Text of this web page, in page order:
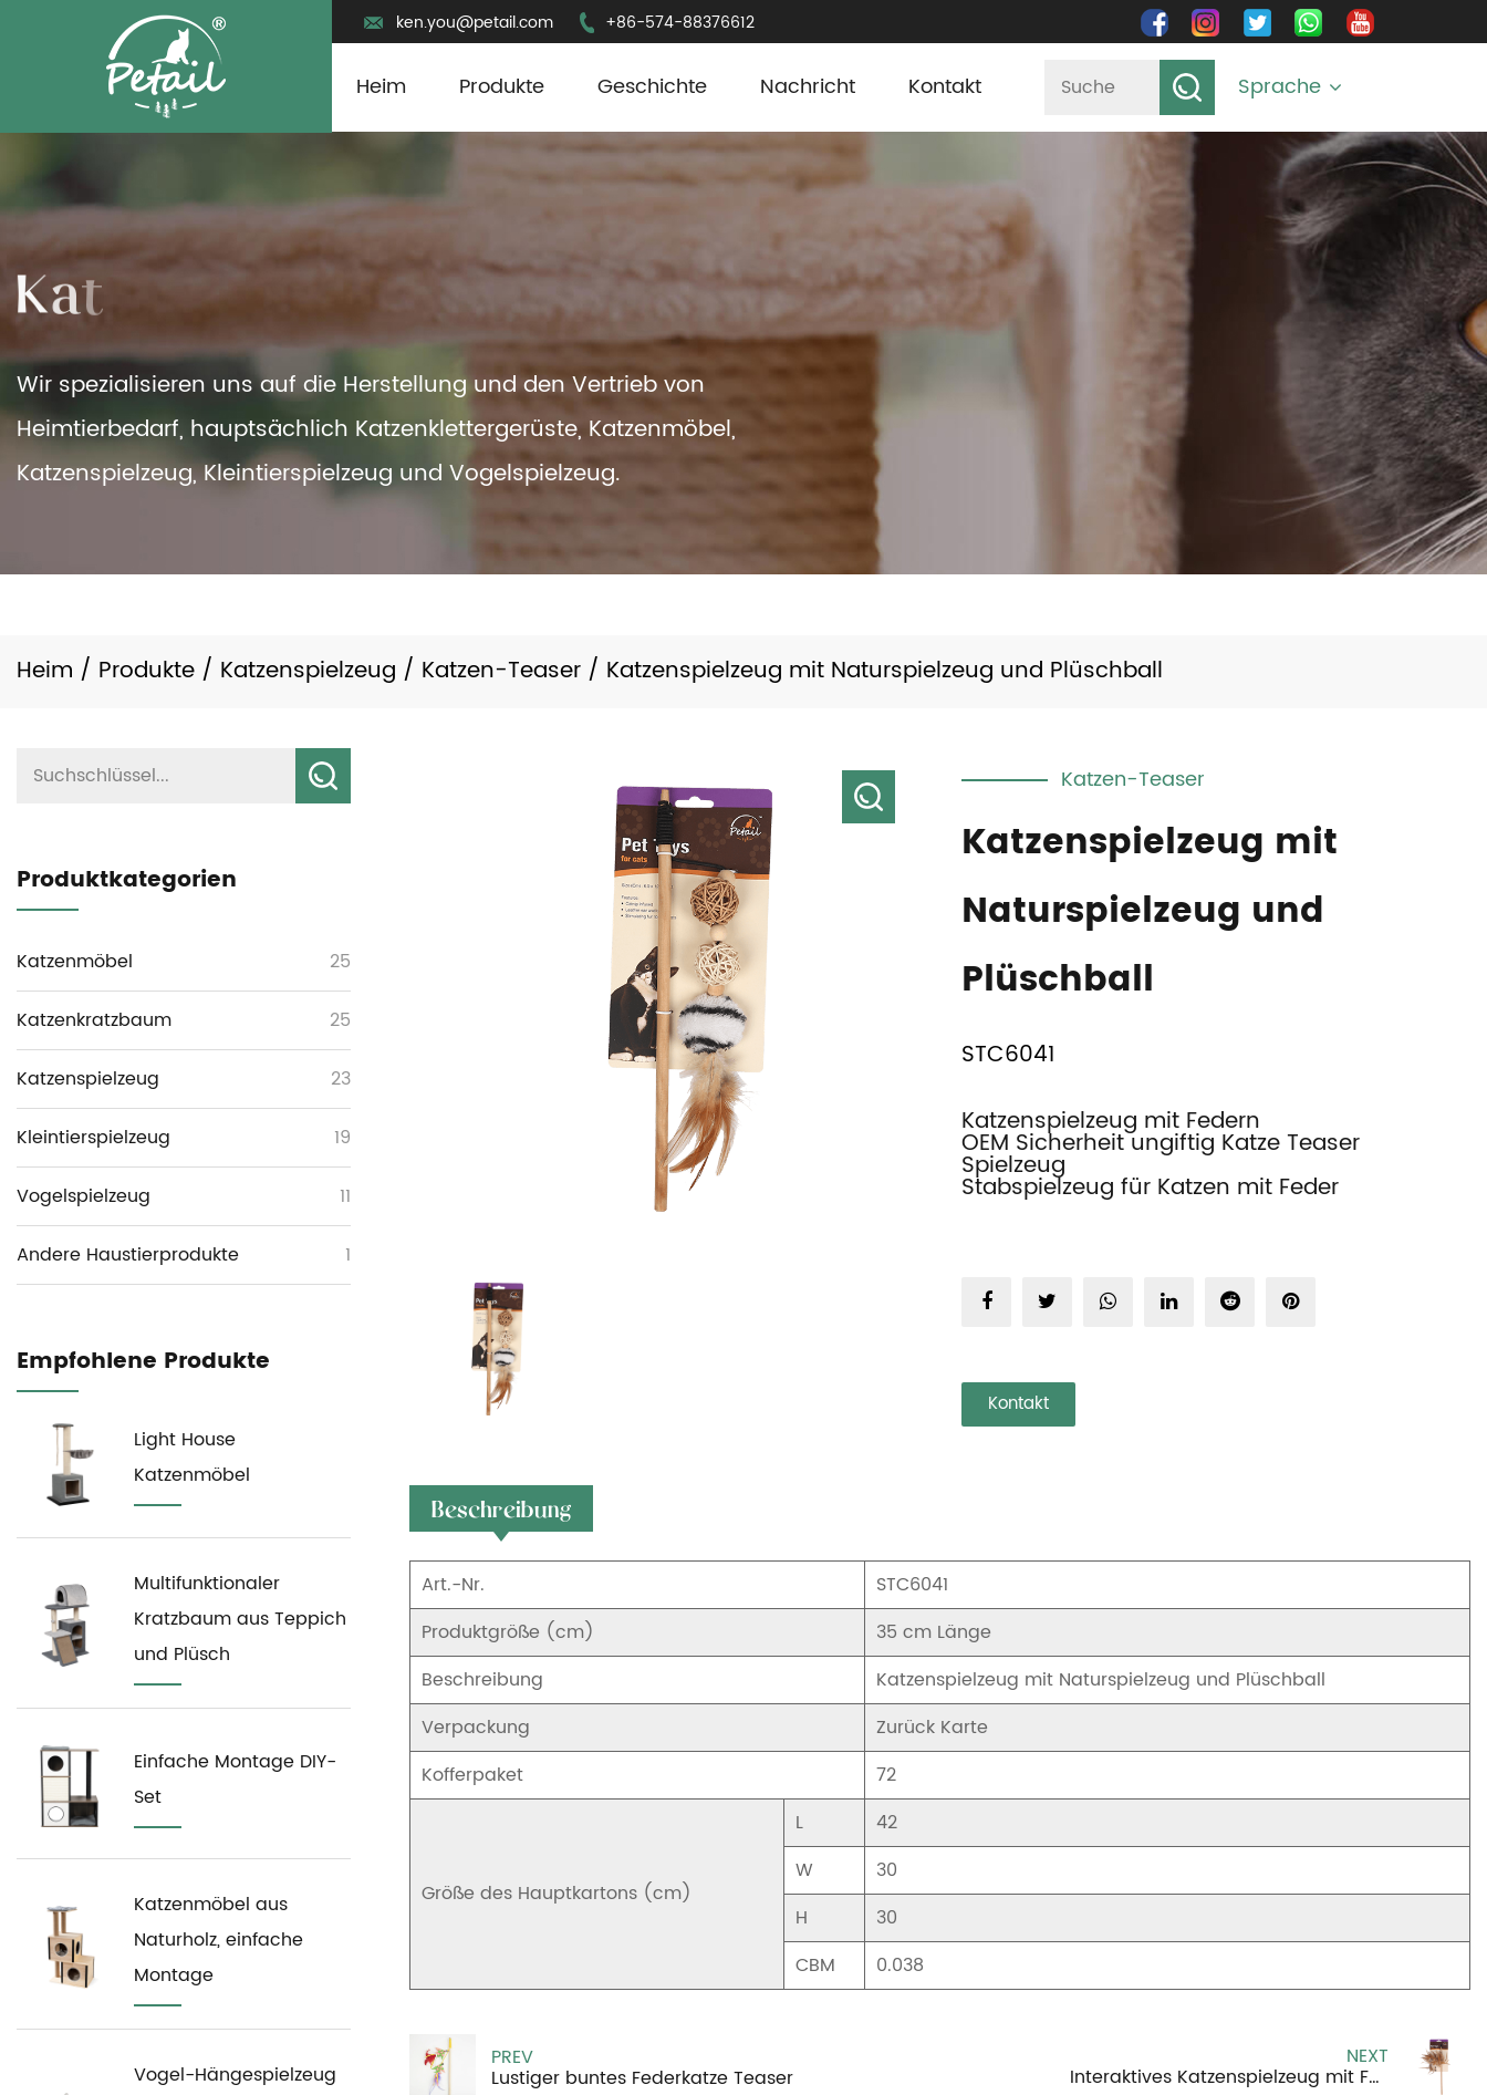
ken.you@petail.com +86-574-88376612
Heim Produkte Geschichte Nachricht Kontakt Sprache
Wir spezialisieren uns auf die Herstellung und den Vertrieb von
Heimtierbedarf, hauptsächlich Katzenklettergerüste, Katzenmöbel,
Katzenspielzeug, Kleintierspielzeug und Vogelspielzeug.
Heim / Produkte / Katzenspielzeug / Katzen-Teaser / Katzenspielzeug mit Naturspielzeug und Plüschball
Produktkategorien
Katzenmöbel 25
Katzenkratzbaum 25
Katzenspielzeug 23
Kleintierspielzeug 19
Vogelspielzeug 11
Andere Haustierprodukte 1
Empfohlene Produkte
Light House
Katzenmöbel
Multifunktionaler
Kratzbaum aus Teppich
und Plüsch
Einfache Montage DIY-
Set
Katzenmöbel aus
Naturholz, einfache
Montage
Vogel-Hängespielzeug
Katzen-Teaser
Katzenspielzeug mit
Naturspielzeug und
Plüschball
STC6041
Katzenspielzeug mit Federn
OEM Sicherheit ungiftig Katze Teaser
Spielzeug
Stabspielzeug für Katzen mit Feder
Kontakt
Beschreibung
Art.-Nr.
STC6041
Produktgröße (cm)
35 cm Länge
Beschreibung
Katzenspielzeug mit Naturspielzeug und Plüschball
Verpackung
Zurück Karte
Kofferpaket
72
Größe des Hauptkartons (cm)
L
42
W
30
H
30
CBM
0.038
PREV
Lustiger buntes Federkatze Teaser
NEXT
Interaktives Katzenspielzeug mit Federn